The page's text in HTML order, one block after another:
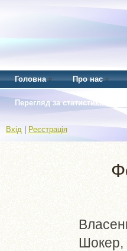
Головна Про нас
Перегляд за статистикою
Вхід Реєстрація
Шокер,